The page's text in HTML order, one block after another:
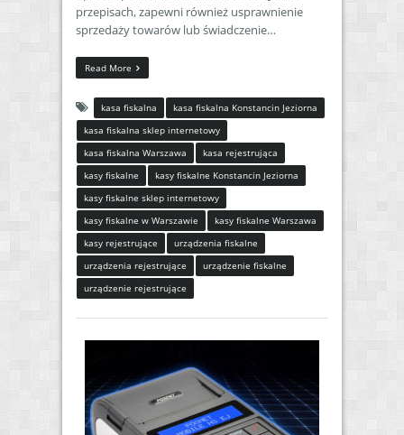
przepisach, zapewni również usprawnienie
sprzedaży towarów lub świadczenie…
Read More
kasa fiskalna
kasa fiskalna Konstancin Jeziorna
kasa fiskalna sklep internetowy
kasa fiskalna Warszawa
kasa rejestrująca
kasy fiskalne
kasy fiskalne Konstancin Jeziorna
kasy fiskalne sklep internetowy
kasy fiskalne w Warszawie
kasy fiskalne Warszawa
kasy rejestrujące
urządzenia fiskalne
urządzenia rejestrujące
urządzenie fiskalne
urządzenie rejestrujące